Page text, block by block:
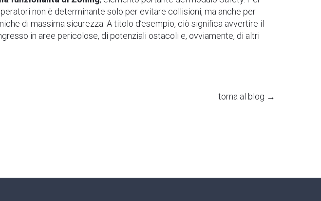
non è determinante solo per evitare collisioni, ma anche per
di massima sicurezza. A titolo d’esempio, ciò significa avvertire il
in aree pericolose, di potenziali ostacoli e, ovviamente, di altri
torna al blog →